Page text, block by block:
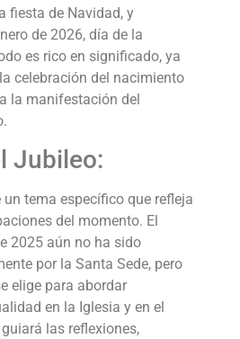
fiesta de Navidad, y
de 2026, día de la
es rico en significado, ya
celebración del nacimiento
la manifestación del
Jubileo:
tema específico que refleja
del momento. El
2025 aún no ha sido
por la Santa Sede, pero
elige para abordar
en la Iglesia y en el
las reflexiones,